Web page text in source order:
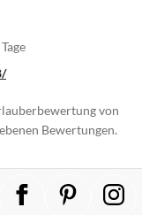
von
Bewertungen.